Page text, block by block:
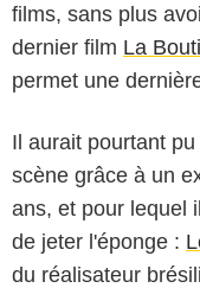
films, sans plus
dernier film La
permet une
Il aurait pourtant
scène grâce à un
ans, et pour lequel
de jeter l'éponge :
du réalisateur